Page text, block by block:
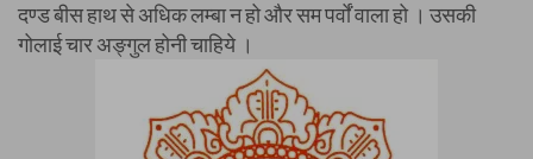
दण्ड बीस हाथ से अधिक लम्बा न हो और सम पर्वों वाला हो । उसकी
गोलाई चार अङ्गुल होनी चाहिये ।